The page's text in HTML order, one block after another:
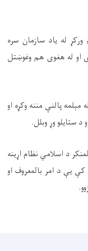
له یاد سازمان سره
او له هغوی هم وغوښتل
پالنې مننه وکړه او
د ستایلو وړ وبلل.
د اسلامي نظام اړینه
کې یې د امر بالمعروف او